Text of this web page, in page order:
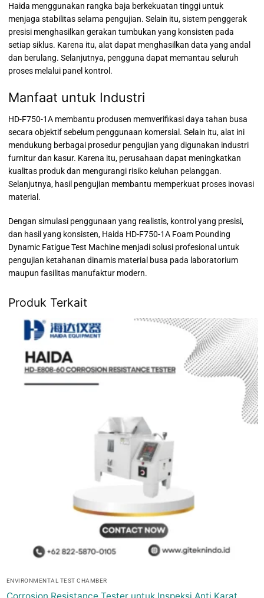
Haida menggunakan rangka baja berkekuatan tinggi untuk
menjaga stabilitas selama pengujian. Selain itu, sistem penggerak
presisi menghasilkan gerakan tumbukan yang konsisten pada
setiap siklus. Karena itu, alat dapat menghasilkan data yang andal
dan berulang. Selanjutnya, pengguna dapat memantau seluruh
proses melalui panel kontrol.
Manfaat untuk Industri
HD-F750-1A membantu produsen memverifikasi daya tahan busa
secara objektif sebelum penggunaan komersial. Selain itu, alat ini
mendukung berbagai prosedur pengujian yang digunakan industri
furnitur dan kasur. Karena itu, perusahaan dapat meningkatkan
kualitas produk dan mengurangi risiko keluhan pelanggan.
Selanjutnya, hasil pengujian membantu memperkuat proses inovasi
material.
Dengan simulasi penggunaan yang realistis, kontrol yang presisi,
dan hasil yang konsisten, Haida HD-F750-1A Foam Pounding
Dynamic Fatigue Test Machine menjadi solusi profesional untuk
pengujian ketahanan dinamis material busa pada laboratorium
maupun fasilitas manufaktur modern.
Produk Terkait
ENVIRONMENTAL TEST CHAMBER